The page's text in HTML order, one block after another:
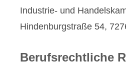
Industrie- und
Hindenburgstraße 54,
Berufsrechtliche